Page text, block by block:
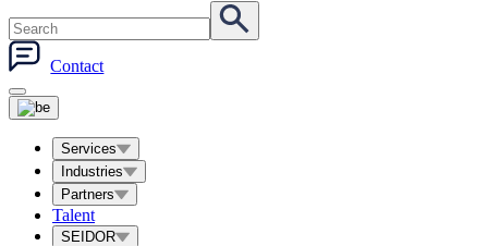
Contact
Services
Industries
Partners
Talent
SEIDOR